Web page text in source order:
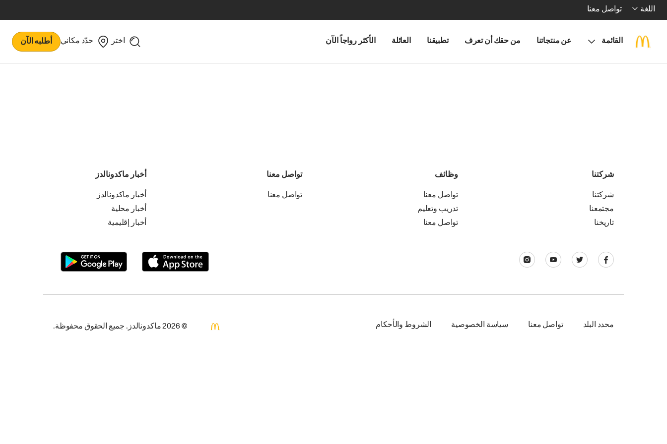
اللغة تواصل معنا
القائمة عن منتجاتنا من حقك أن تعرف تطبيقنا العائلة الأكثر رواجاً الآن اختر حدّد مكاني أطلبه الآن
شركتنا
شركتنا
مجتمعنا
تاريخنا
وظائف
تواصل معنا
تدريب وتعليم
تواصل معنا
تواصل معنا
تواصل معنا
أخبار ماكدونالدز
أخبار ماكدونالدز
أخبار محلية
أخبار إقليمية
محدد البلد تواصل معنا سياسة الخصوصية الشروط والأحكام © 2026 ماكدونالدز. جميع الحقوق محفوظة.